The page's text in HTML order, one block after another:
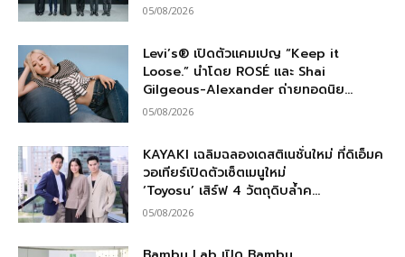
05/08/2026
Levi’s® เปิดตัวแคมเปญ “Keep it
Loose.” นำโดย ROSÉ และ Shai
Gilgeous-Alexander ถ่ายทอดนิย...
05/08/2026
KAYAKI เฉลิมฉลองเดสติเนชั่นใหม่ ที่ดิเอ็มค
วอเทียร์เปิดตัวเซ็ตเมนูใหม่
‘Toyosu’ เสิร์ฟ 4 วัตถุดิบล้ำค...
05/08/2026